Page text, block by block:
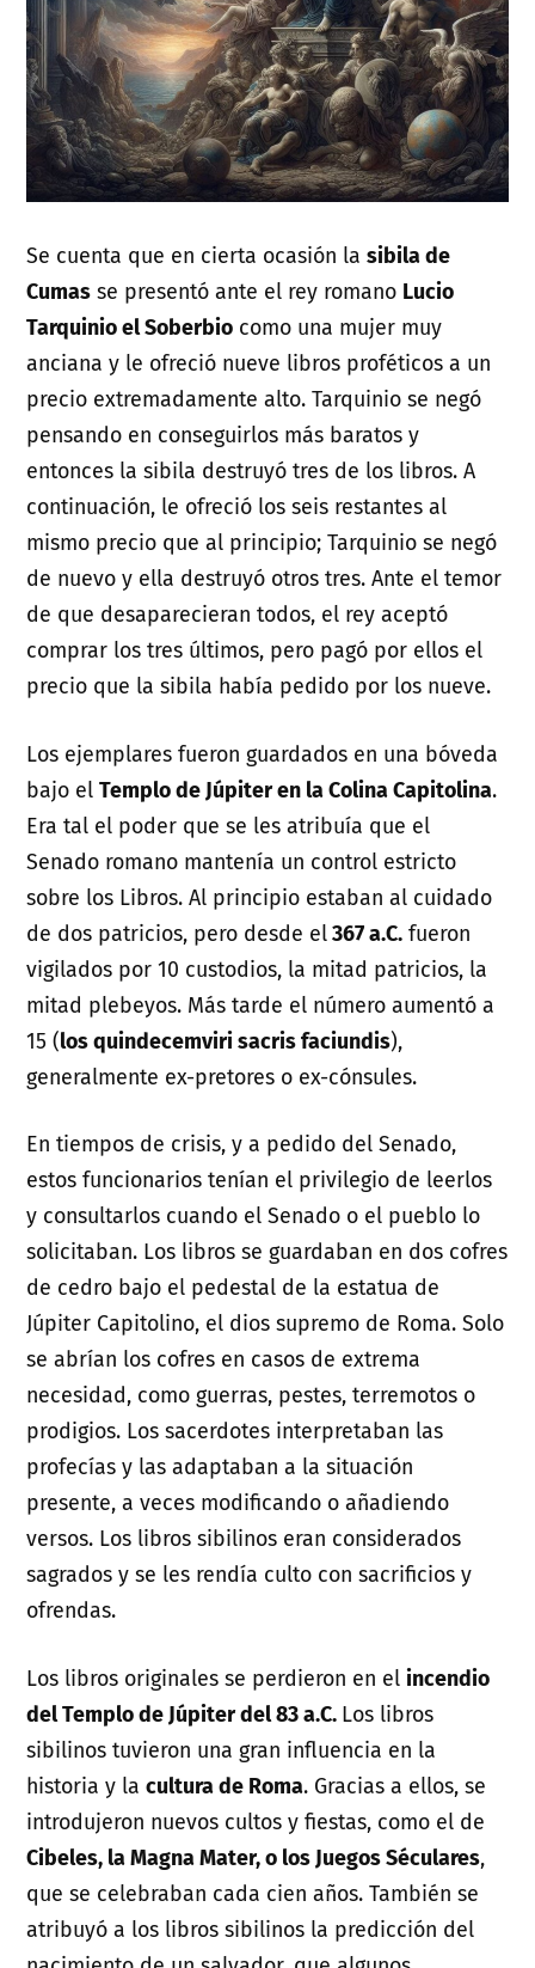
Se cuenta que en cierta ocasión lasibila de
Cumas se presentó ante el rey romano Lucio
Tarquinio el Soberbio como una mujer muy
anciana y le ofreció nueve libros proféticos a un
precio extremadamente alto. Tarquinio se negó
pensando en conseguirlos más baratos y
entonces la sibila destruyó tres de los libros. A
continuación, le ofreció los seis restantes al
mismo precio que al principio; Tarquinio se negó
de nuevo y ella destruyó otros tres. Ante el temor
de que desaparecieran todos, el rey aceptó
comprar los tres últimos, pero pagó por ellos el
precio que la sibila había pedido por los nueve.
Los ejemplares fueron guardados en una bóveda
bajo elTemplo de Júpiter en la Colina Capitolina.
Era tal el poder que se les atribuía que el
Senado romano mantenía un control estricto
sobre los Libros. Al principio estaban al cuidado
de dos patricios, pero desde el367 a.C. fueron
vigilados por 10 custodios, la mitad patricios, la
mitad plebeyos. Más tarde el número aumentó a
15 (los quindecemviri sacris faciundis),
generalmente ex-pretores o ex-cónsules.
En tiempos de crisis, y a pedido del Senado,
estos funcionarios tenían el privilegio de leerlos
y consultarlos cuando el Senado o el pueblo lo
solicitaban. Los libros se guardaban en dos cofres
de cedro bajo el pedestal de la estatua de
Júpiter Capitolino, el dios supremo de Roma. Solo
se abrían los cofres en casos de extrema
necesidad, como guerras, pestes, terremotos o
prodigios. Los sacerdotes interpretaban las
profecías y las adaptaban a la situación
presente, a veces modificando o añadiendo
versos. Los libros sibilinos eran considerados
sagrados y se les rendía culto con sacrificios y
ofrendas.
Los libros originales se perdieron en elincendio
del Templo de Júpiter del 83 a.C. Los libros
sibilinos tuvieron una gran influencia en la
historia y lacultura de Roma. Gracias a ellos, se
introdujeron nuevos cultos y fiestas, como el de
Cibeles, la Magna Mater, o los Juegos Séculares,
que se celebraban cada cien años. También se
atribuyó a los libros sibilinos la predicción del